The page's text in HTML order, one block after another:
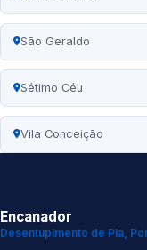
São Geraldo
Sétimo Céu
Vila Conceição
Encanador
Desentupimento de Pia,